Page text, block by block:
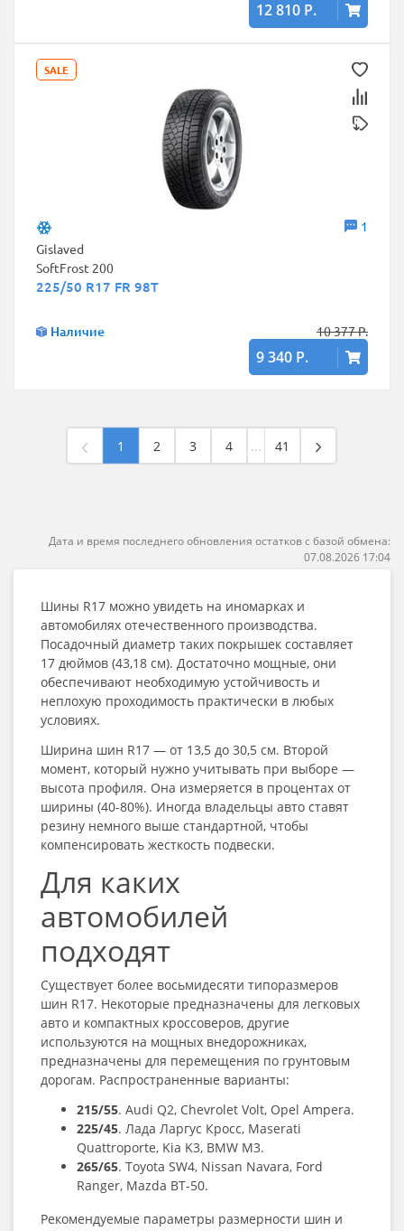
12 810 Р.
SALE
1
Gislaved
SoftFrost 200
225/50 R17 FR 98T
Наличие 10 377 Р.
9 340 Р.
1 2 3 4 ... 41
Дата и время последнего обновления остатков с базой обмена:
07.08.2026 17:04
Шины R17 можно увидеть на иномарках и
автомобилях отечественного производства.
Посадочный диаметр таких покрышек составляет
17 дюймов (43,18 см). Достаточно мощные, они
обеспечивают необходимую устойчивость и
неплохую проходимость практически в любых
условиях.
Ширина шин R17 — от 13,5 до 30,5 см. Второй
момент, который нужно учитывать при выборе —
высота профиля. Она измеряется в процентах от
ширины (40-80%). Иногда владельцы авто ставят
резину немного выше стандартной, чтобы
компенсировать жесткость подвески.
Для каких
автомобилей
подходят
Существует более восьмидесяти типоразмеров
шин R17. Некоторые предназначены для легковых
авто и компактных кроссоверов, другие
используются на мощных внедорожниках,
предназначены для перемещения по грунтовым
дорогам. Распространенные варианты:
215/55. Audi Q2, Chevrolet Volt, Opel Ampera.
225/45. Лада Ларгус Кросс, Maserati
Quattroporte, Kia K3, BMW M3.
265/65. Toyota SW4, Nissan Navara, Ford
Ranger, Mazda BT-50.
Рекомендуемые параметры размерности шин и